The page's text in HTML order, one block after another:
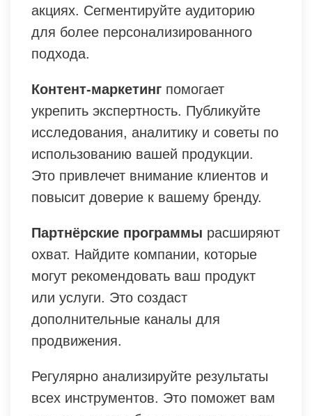
акциях. Сегментируйте аудиторию
для более персонализированного
подхода.
Контент-маркетинг помогает
укрепить экспертность. Публикуйте
исследования, аналитику и советы по
использованию вашей продукции.
Это привлечет внимание клиентов и
повысит доверие к вашему бренду.
Партнёрские программы расширяют
охват. Найдите компании, которые
могут рекомендовать ваш продукт
или услуги. Это создаст
дополнительные каналы для
продвижения.
Регулярно анализируйте результаты
всех инструментов. Это поможет вам